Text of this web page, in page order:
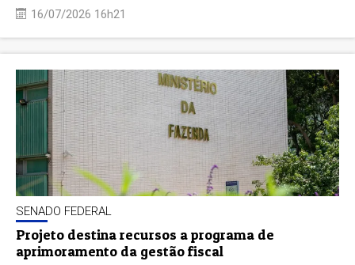
16/07/2026 16h21
SENADO FEDERAL
Projeto destina recursos a programa de
aprimoramento da gestão fiscal